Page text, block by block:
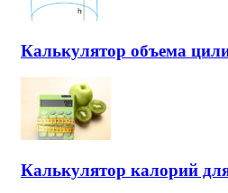
Калькулятор объема
Калькулятор калорий